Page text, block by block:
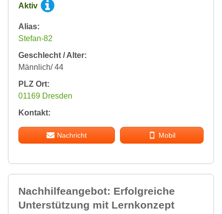
Aktiv
Alias:
Stefan-82
Geschlecht / Alter:
Männlich/ 44
PLZ Ort:
01169 Dresden
Kontakt:
Nachricht Mobil
Nachhilfeangebot: Erfolgreiche
Unterstützung mit Lernkonzept